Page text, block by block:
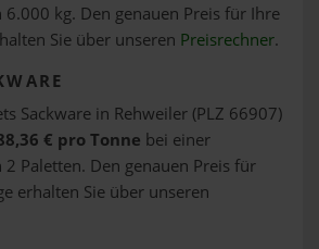
kg. Den genauen Preis für Ihre
Sie über unseren Preisrechner.
Sackware in Rehweiler (PLZ 66907)
€ pro Tonne bei einer
Paletten. Den genauen Preis für
erhalten Sie über unseren